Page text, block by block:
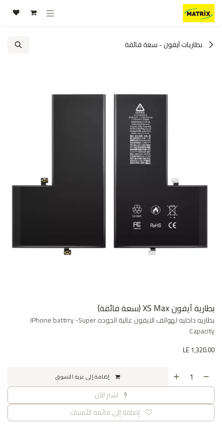
تخطي للذهاب إلى المحتوى
بطاريات آيفون - سعة فائقة
بطارية آيفون XS Max (سعة فائقة)
بطاريه داخليه لهواتف الايفون عالية الجوده IPhone battrry -Super
Capacity
1,320.00
إضافة إلى قائمة الأمنيات